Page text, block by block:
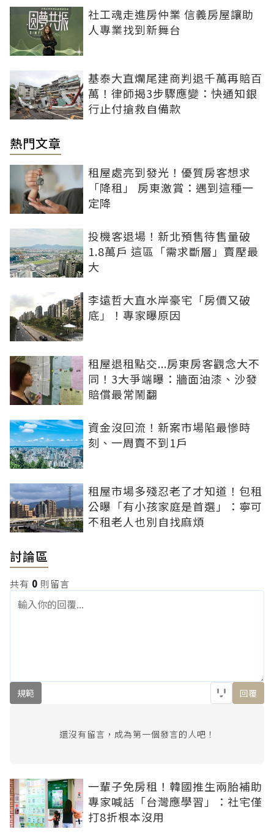
社工魂走進房仲業 信義房屋讓助
人專業找到新舞台
基泰大直爛尾建商判退千萬再賠百
萬！律師揭3步驟應變：快通知銀
行止付搶救自備款
熱門文章
租屋處亮到發光！優質房客想求
「降租」 房東激賞：遇到這種一
定降
投機客退場！新北預售待售量破
1.8萬戶 這區「需求斷層」賣壓最
大
李遠哲大直水岸豪宅「房價又破
底」！專家曝原因
租屋退租點交...房東房客觀念大不
同！3大爭端曝：牆面油漆、沙發
賠償最常鬧翻
資金沒回流！新案市場陷最慘時
刻、一周賣不到1戶
租屋市場多殘忍老了才知道！包租
公曝「有小孩家庭是首選」：寧可
不租老人也別自找麻煩
討論區
共有 0 則留言
規範 回覆
還沒有留言，成為第一個發言的人吧！
一輩子免房租！韓國推生兩胎補助
專家喊話「台灣應學習」：社宅僅
打8折根本沒用